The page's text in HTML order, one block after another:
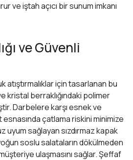
ve iştah açıcı bir sunum imkanı
ve Güvenli
atıştırmalıklar için tasarlanan bu
kristal berraklığındaki polimer
Darbelere karşı esnek ve
esnasında çatlama riskini minimize
uyum sağlayan sızdırmaz kapak
soslu salataların dökülmeden
ulaşmasını sağlar. Şeffaf